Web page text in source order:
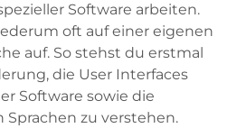
Software arbeiten.
oft auf einer eigenen
auf. So stehst du erstmal
die User Interfaces
Software sowie die
zu verstehen.